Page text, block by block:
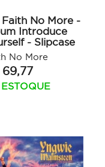
Faith No More -
Introduce
- Slipcase
No More
69,77